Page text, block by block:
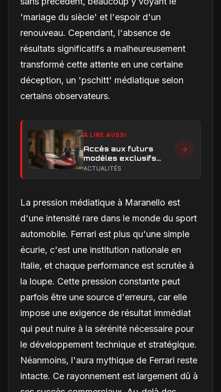
'mariage du siècle' et l'espoir d'un
renouveau. Cependant, l'absence de
résultats significatifs a malheureusement
transformé cette attente en une certaine
déception, un 'pschitt' médiatique selon
certains observateurs.
À LIRE AUSSI
Accès aux futurs
modèles exclusifs
Ferrari : l'achat
ACTUALITÉS
La pression médiatique à Maranello est
d'une intensité rare dans le monde du sport
automobile. Ferrari est plus qu'une simple
écurie, c'est une institution nationale en
Italie, et chaque performance est scrutée à
la loupe. Cette pression constante peut
parfois être une source d'erreurs, car elle
impose une exigence de résultat immédiat
qui peut nuire à la sérénité nécessaire pour
le développement technique et stratégique.
Néanmoins, l'aura mythique de Ferrari reste
intacte. Ce rayonnement est largement dû à